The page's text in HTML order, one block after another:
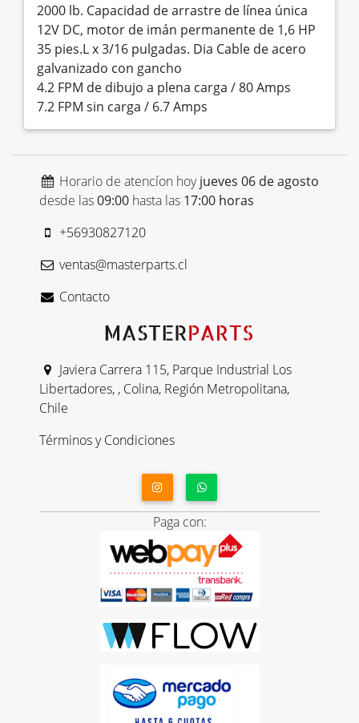
2000 lb. Capacidad de arrastre de línea única
12V DC, motor de imán permanente de 1,6 HP
35 pies.L x 3/16 pulgadas. Dia Cable de acero
galvanizado con gancho
4.2 FPM de dibujo a plena carga / 80 Amps
7.2 FPM sin carga / 6.7 Amps
Horario de atencíon hoyjueves 06 de agosto
desde las09:00 hasta las 17:00 horas
+56930827120
ventas@masterparts.cl
Contacto
Javiera Carrera 115, Parque Industrial Los
Libertadores, , Colina, Región Metropolitana,
Chile
Términos y Condiciones
Paga con: